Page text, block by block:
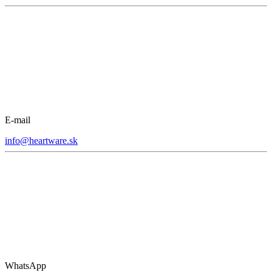
E-mail
info@heartware.sk
WhatsApp